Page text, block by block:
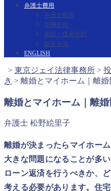
弁護士費用
弁護士費用
報酬規程
相続・遺産分割
財産分与
ENGLISH
> 東京ジェイ法律事務所 >
き > 離婚とマイホーム｜離
離婚とマイホーム｜離
弁護士 松野絵里子
離婚が決まったらマイホー
大きな問題になることが多
ローン返済を行うべきか、
考える必要があります。住